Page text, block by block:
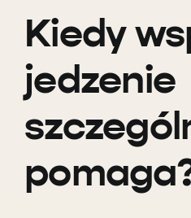
Kiedy
jedzenie